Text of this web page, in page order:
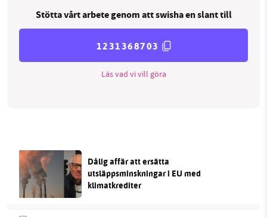
Stötta vårt arbete genom att swisha en slant till
1231368703
Läs vad vi vill göra
Dålig affär att ersätta
utsläppsminskningar i EU med
klimatkrediter